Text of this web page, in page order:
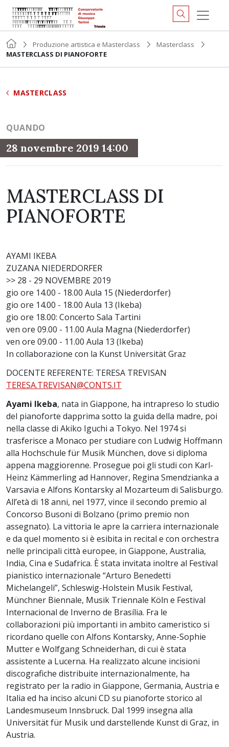
Produzione artistica e Masterclass
Masterclass
MASTERCLASS DI PIANOFORTE
MASTERCLASS
QUANDO
28 novembre 2019 14:00
MASTERCLASS DI
PIANOFORTE
AYAMI IKEBA
ZUZANA NIEDERDORFER
>> 28 - 29 NOVEMBRE 2019
gio ore 14.00 - 18.00 Aula 15 (Niederdorfer)
gio ore 14.00 - 18.00 Aula 13 (Ikeba)
gio ore 18.00: Concerto Sala Tartini
ven ore 09.00 - 11.00 Aula Magna (Niederdorfer)
ven ore 09.00 - 11.00 Aula 13 (Ikeba)
In collaborazione con la Kunst Universität Graz
DOCENTE REFERENTE: TERESA TREVISAN
TERESA.TREVISAN@CONTS.IT
Ayami Ikeba, nata in Giappone, ha intrapreso lo studio
del pianoforte dapprima sotto la guida della madre, poi
nella classe di Akiko Iguchi a Tokyo. Nel 1974 si
trasferisce a Monaco per studiare con Ludwig Hoffmann
alla Hochschule für Musik München, dove si diploma
appena maggiorenne. Prosegue poi gli studi con Karl-
Heinz Kämmerling ad Hannover, Regina Smendzianka a
Varsavia e Alfons Kontarsky al Mozarteum di Salisburgo.
All’età di 18 anni, nel 1977, vince il secondo premio al
Concorso Busoni di Bolzano (primo premio non
assegnato). La vittoria le apre la carriera internazionale
e da quel momento si è esibita in recital e con orchestra
nelle principali città europee, in Giappone, Australia,
India, Cina e Sudafrica. È stata invitata inoltre al Festival
pianistico internazionale “Arturo Benedetti
Michelangeli”, Schleswig-Holstein Musik Festival,
Münchner Biennale, Musik Triennale Köln e Festival
Internacional de Inverno de Brasília. Fra le
collaborazioni più importanti in ambito cameristico si
ricordano quelle con Alfons Kontarsky, Anne-Sophie
Mutter e Wolfgang Schneiderhan, di cui è stata
assistente a Lucerna. Ha realizzato alcune incisioni
discografiche distribuite internazionalmente, ha
registrato per la radio in Giappone, Germania, Austria e
Italia ed ha inciso alcuni CD su pianoforte storico al
Landesmuseum Innsbruck. Dal 1999 insegna alla
Universität für Musik und darstellende Kunst di Graz, in
Austria.